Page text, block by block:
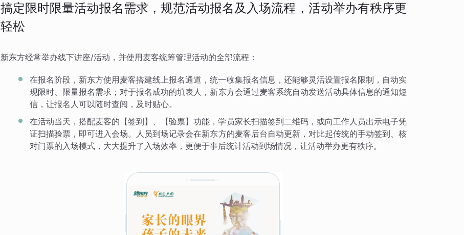
搞定限时限量活动报名需求，规范活动报名及入场流程，活动举办有秩序更
轻松
新东方经常举办线下讲座/活动，并使用麦客统筹管理活动的全部流程：
在报名阶段，新东方使用麦客搭建线上报名通道，统一收集报名信息，还能够灵活设置报名限制，自动实
现限时、限量报名需求；对于报名成功的填表人，新东方会通过麦客系统自动发送活动具体信息的通知短
信，让报名人可以随时查阅，及时贴心。
在活动当天，搭配麦客的【签到】、【验票】功能，学员家长扫描签到二维码，或向工作人员出示电子凭
证扫描验票，即可进入会场。人员到场记录会在新东方的麦客后台自动更新，对比起传统的手动签到、核
对门票的入场模式，大大提升了入场效率，更便于事后统计活动到场情况，让活动举办更有秩序。